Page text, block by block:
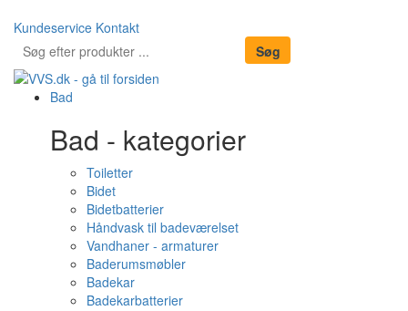
Kundeservice Kontakt
Bad
Bad - kategorier
Toiletter
Bidet
Bidetbatterier
Håndvask til badeværelset
Vandhaner - armaturer
Baderumsmøbler
Badekar
Badekarbatterier